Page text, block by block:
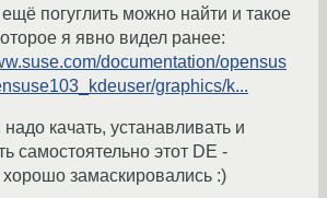
погуглить можно найти и такое
я явно видел ранее:
documentation/opensus
graphics/k...
качать, устанавливать и
самостоятельно этот DE -
замаскировались :)